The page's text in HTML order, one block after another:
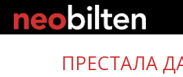
ПочетнаПРЕСТАЛА